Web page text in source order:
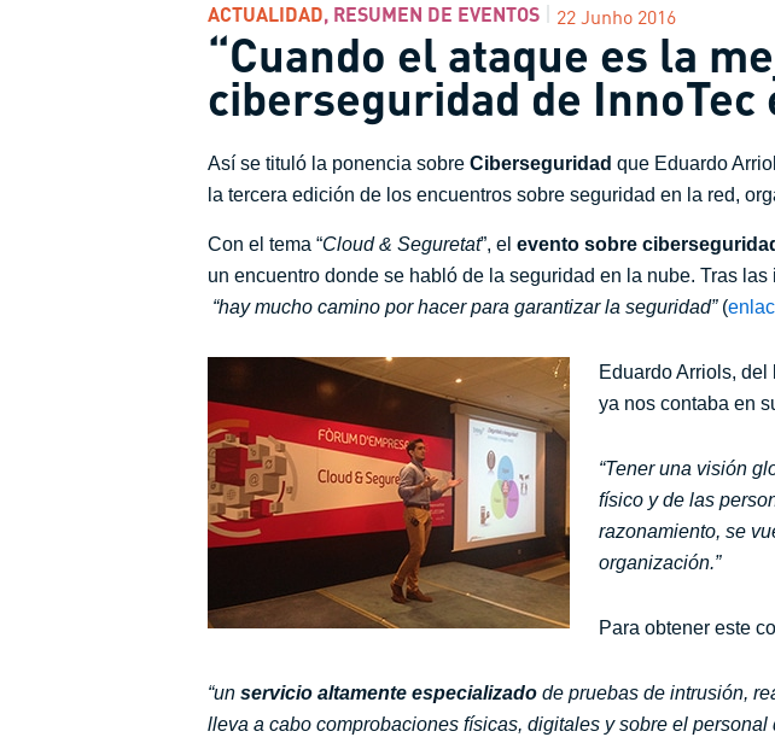
ACTUALIDAD, RESUMEN DE EVENTOS 22 Junho 2016
“Cuando el ataque es la
ciberseguridad de InnoTec
Así se tituló la ponencia sobre Ciberseguridad que Eduardo
la tercera edición de los encuentros sobre seguridad en la red,
Con el tema “Cloud & Seguretat”, el evento sobre
un encuentro donde se habló de la seguridad en la nube. Tras
“hay mucho camino por hacer para garantizar la seguridad” (
Eduardo Arriols, del
ya nos contaba en
“Tener una visión
físico y de las
razonamiento, se
organización.”
Para obtener este
“un servicio altamente especializado de pruebas de intrusión,
lleva a cabo comprobaciones físicas, digitales y sobre el